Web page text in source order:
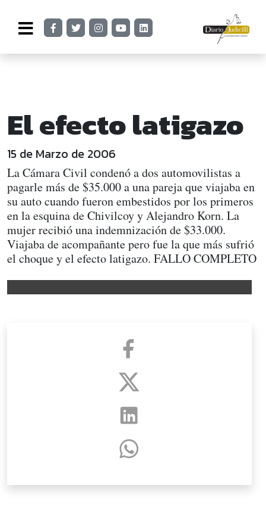
El efecto latigazo
15 de Marzo de 2006
La Cámara Civil condenó a dos automovilistas a
pagarle más de $35.000 a una pareja que viajaba en
su auto cuando fueron embestidos por los primeros
en la esquina de Chivilcoy y Alejandro Korn. La
mujer recibió una indemnización de $33.000.
Viajaba de acompañante pero fue la que más sufrió
el choque y el efecto latigazo. FALLO COMPLETO